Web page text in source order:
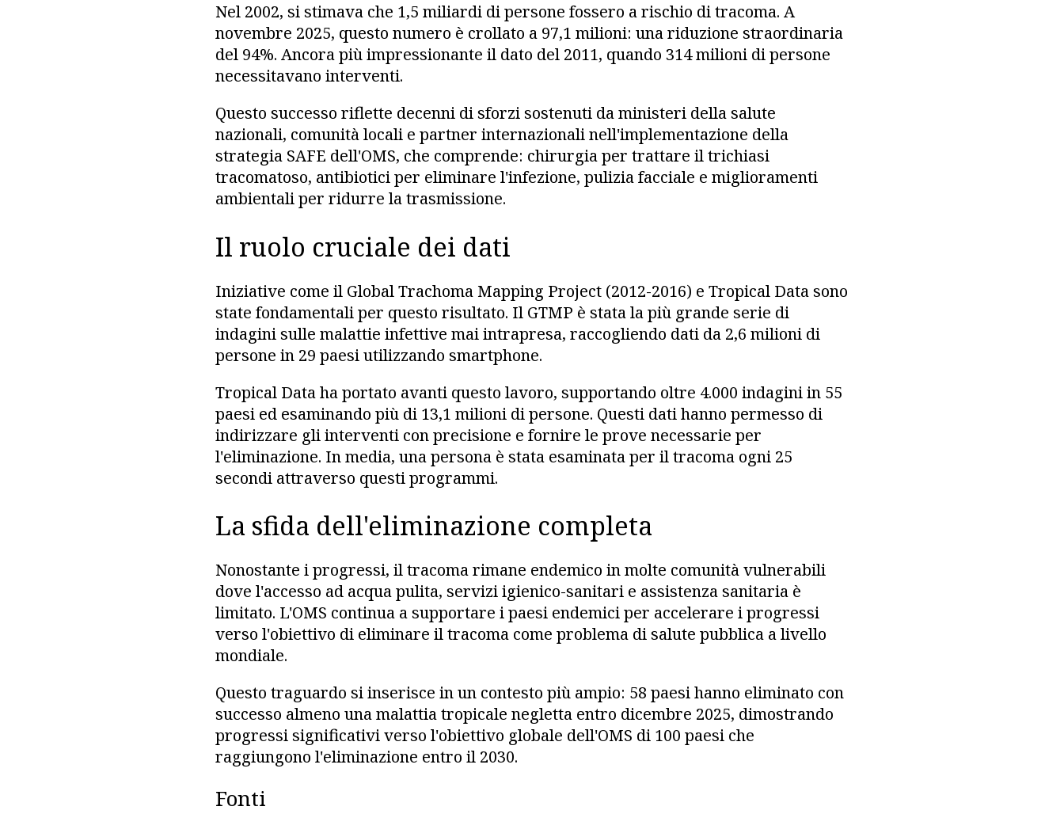
Nel 2002, si stimava che 1,5 miliardi di persone fossero a rischio di tracoma. A
novembre 2025, questo numero è crollato a 97,1 milioni: una riduzione straordinaria
del 94%. Ancora più impressionante il dato del 2011, quando 314 milioni di persone
necessitavano interventi.
Questo successo riflette decenni di sforzi sostenuti da ministeri della salute
nazionali, comunità locali e partner internazionali nell'implementazione della
strategia SAFE dell'OMS, che comprende: chirurgia per trattare il trichiasi
tracomatoso, antibiotici per eliminare l'infezione, pulizia facciale e miglioramenti
ambientali per ridurre la trasmissione.
Il ruolo cruciale dei dati
Iniziative come il Global Trachoma Mapping Project (2012-2016) e Tropical Data sono
state fondamentali per questo risultato. Il GTMP è stata la più grande serie di
indagini sulle malattie infettive mai intrapresa, raccogliendo dati da 2,6 milioni di
persone in 29 paesi utilizzando smartphone.
Tropical Data ha portato avanti questo lavoro, supportando oltre 4.000 indagini in 55
paesi ed esaminando più di 13,1 milioni di persone. Questi dati hanno permesso di
indirizzare gli interventi con precisione e fornire le prove necessarie per
l'eliminazione. In media, una persona è stata esaminata per il tracoma ogni 25
secondi attraverso questi programmi.
La sfida dell'eliminazione completa
Nonostante i progressi, il tracoma rimane endemico in molte comunità vulnerabili
dove l'accesso ad acqua pulita, servizi igienico-sanitari e assistenza sanitaria è
limitato. L'OMS continua a supportare i paesi endemici per accelerare i progressi
verso l'obiettivo di eliminare il tracoma come problema di salute pubblica a livello
mondiale.
Questo traguardo si inserisce in un contesto più ampio: 58 paesi hanno eliminato con
successo almeno una malattia tropicale negletta entro dicembre 2025, dimostrando
progressi significativi verso l'obiettivo globale dell'OMS di 100 paesi che
raggiungono l'eliminazione entro il 2030.
Fonti